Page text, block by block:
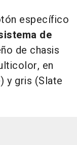
específico
de
de chasis
en
y gris (Slate